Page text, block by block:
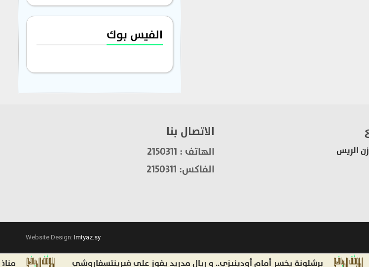
الفيس بوك
الريس
الاتصال بنا
الهاتف : 2150311
الفاكس: 2150311
Website Design: Imtyaz.sy
برشلونة يخسر أمام أودينيزي.. و ريال مدريد يفوز على فيرينتسفاروشي منافسات